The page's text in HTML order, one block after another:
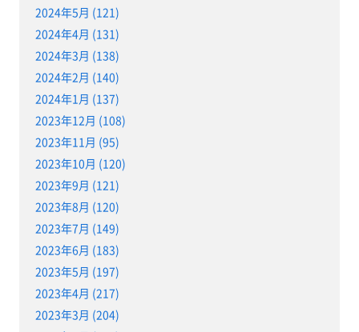
2024年5月 (121)
2024年4月 (131)
2024年3月 (138)
2024年2月 (140)
2024年1月 (137)
2023年12月 (108)
2023年11月 (95)
2023年10月 (120)
2023年9月 (121)
2023年8月 (120)
2023年7月 (149)
2023年6月 (183)
2023年5月 (197)
2023年4月 (217)
2023年3月 (204)